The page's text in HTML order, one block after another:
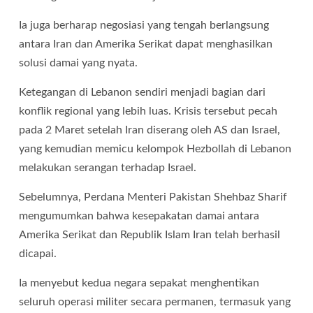
Ia juga berharap negosiasi yang tengah berlangsung
antara Iran dan Amerika Serikat dapat menghasilkan
solusi damai yang nyata.
Ketegangan di Lebanon sendiri menjadi bagian dari
konflik regional yang lebih luas. Krisis tersebut pecah
pada 2 Maret setelah Iran diserang oleh AS dan Israel,
yang kemudian memicu kelompok Hezbollah di Lebanon
melakukan serangan terhadap Israel.
Sebelumnya, Perdana Menteri Pakistan Shehbaz Sharif
mengumumkan bahwa kesepakatan damai antara
Amerika Serikat dan Republik Islam Iran telah berhasil
dicapai.
Ia menyebut kedua negara sepakat menghentikan
seluruh operasi militer secara permanen, termasuk yang